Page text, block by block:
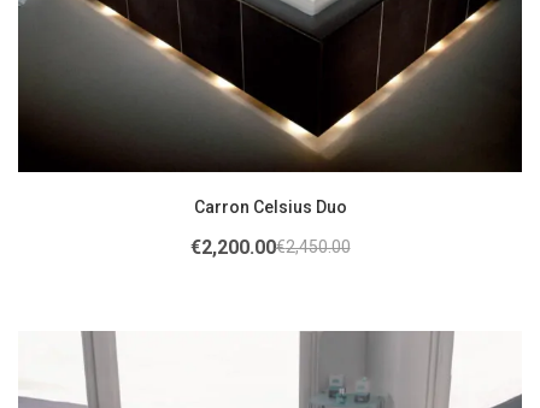
Carron Celsius Duo
€2,450.00
€2,200.00